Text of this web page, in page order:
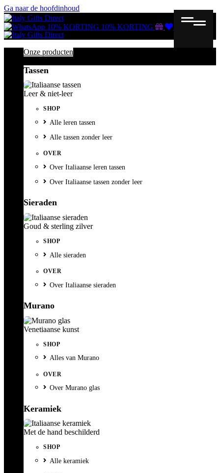
Ga naar de hoofdinhoud
10% KORTING 10% KORTING Gutscheine
Wunschliste
Warenkorb
Onze producten
Tassen
Leer & niet-leer
SHOP
Alle leren tassen
Alle tassen zonder leer
OVER
Over Italiaanse leren tassen
Over Italiaanse tassen zonder leer
Sieraden
Goud & sterling zilver
SHOP
Alle sieraden
OVER
Over Italiaanse sieraden
Murano
Venetiaanse kunst
SHOP
Alles van Murano
OVER
Over Murano glas
Keramiek
Met de hand beschilderd
SHOP
Alle keramiek